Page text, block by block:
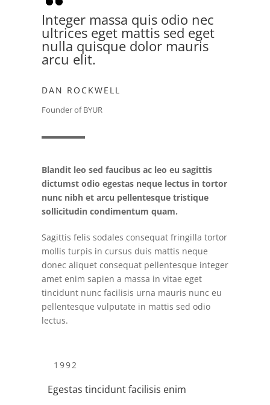
Integer massa quis odio nec
ultrices eget mattis sed eget
nulla quisque dolor mauris
arcu elit.
DAN ROCKWELL
Founder of BYUR
Blandit leo sed faucibus ac leo eu sagittis
dictumst odio egestas neque lectus in tortor
nunc nibh et arcu pellentesque tristique
sollicitudin condimentum quam.
Sagittis felis sodales consequat fringilla tortor
mollis turpis in cursus duis mattis neque
donec aliquet consequat pellentesque integer
amet enim sapien a massa in vitae eget
tincidunt nunc facilisis urna mauris nunc eu
pellentesque vulputate in mattis sed odio
lectus.
1992
Egestas tincidunt facilisis enim